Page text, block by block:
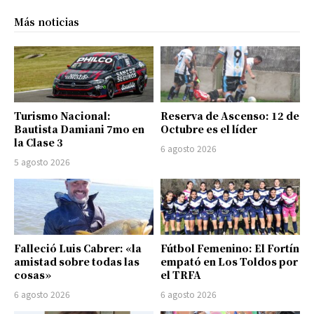
Más noticias
Turismo Nacional:
Bautista Damiani 7mo en
la Clase 3
5 agosto 2026
Reserva de Ascenso: 12 de
Octubre es el líder
6 agosto 2026
Falleció Luis Cabrer: «la
amistad sobre todas las
cosas»
6 agosto 2026
Fútbol Femenino: El Fortín
empató en Los Toldos por
el TRFA
6 agosto 2026